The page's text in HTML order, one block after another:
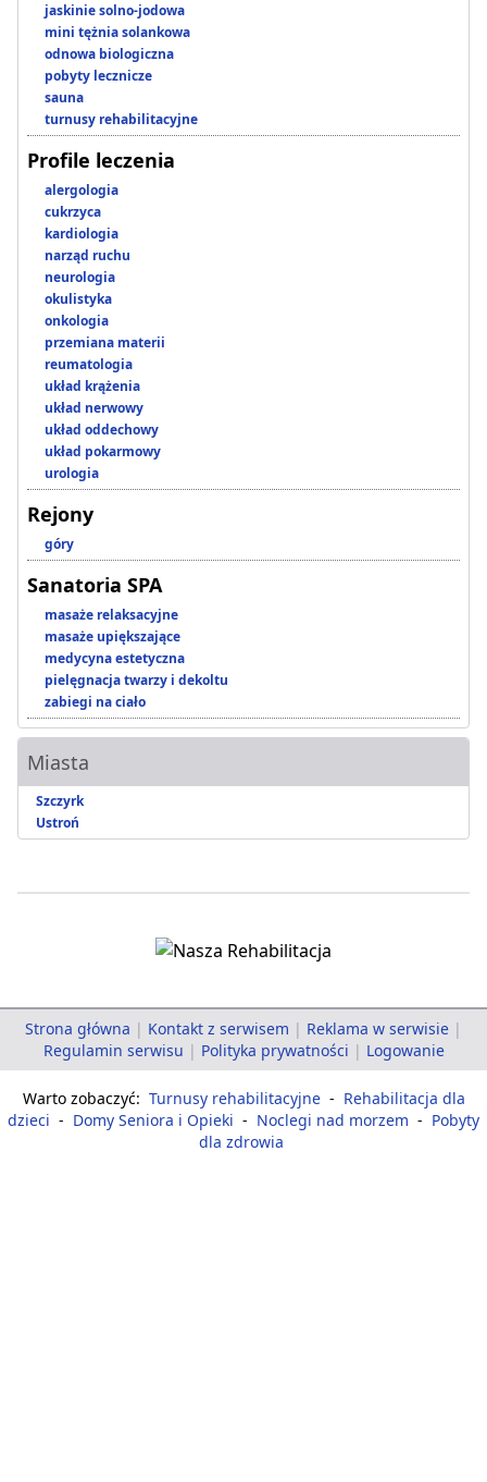
jaskinie solno-jodowa
mini tężnia solankowa
odnowa biologiczna
pobyty lecznicze
sauna
turnusy rehabilitacyjne
Profile leczenia
alergologia
cukrzyca
kardiologia
narząd ruchu
neurologia
okulistyka
onkologia
przemiana materii
reumatologia
układ krążenia
układ nerwowy
układ oddechowy
układ pokarmowy
urologia
Rejony
góry
Sanatoria SPA
masaże relaksacyjne
masaże upiększające
medycyna estetyczna
pielęgnacja twarzy i dekoltu
zabiegi na ciało
Miasta
Szczyrk
Ustroń
Strona główna | Kontakt z serwisem | Reklama w serwisie |
Regulamin serwisu | Polityka prywatności | Logowanie
Warto zobaczyć: Turnusy rehabilitacyjne - Rehabilitacja dla
dzieci - Domy Seniora i Opieki - Noclegi nad morzem - Pobyty
dla zdrowia